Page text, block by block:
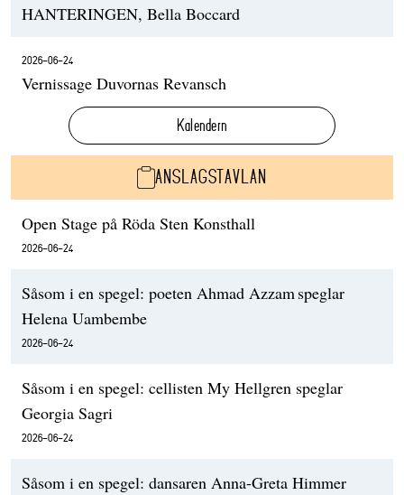
HANTERINGEN, Bella Boccard
2026-06-24
Vernissage Duvornas Revansch
Kalendern
ANSLAGSTAVLAN
Open Stage på Röda Sten Konsthall
2026-06-24
Såsom i en spegel: poeten Ahmad Azzam speglar
Helena Uambembe
2026-06-24
Såsom i en spegel: cellisten My Hellgren speglar
Georgia Sagri
2026-06-24
Såsom i en spegel: dansaren Anna-Greta Himmer